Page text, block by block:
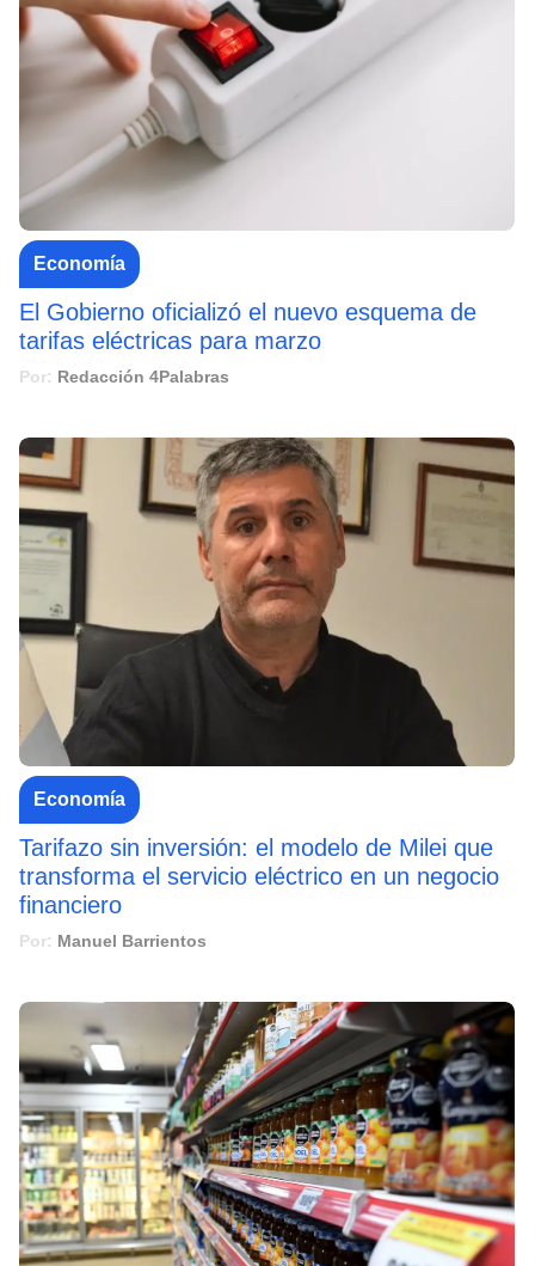
Economía
El Gobierno oficializó el nuevo esquema de
tarifas eléctricas para marzo
Por: Redacción 4Palabras
Economía
Tarifazo sin inversión: el modelo de Milei que
transforma el servicio eléctrico en un negocio
financiero
Por: Manuel Barrientos